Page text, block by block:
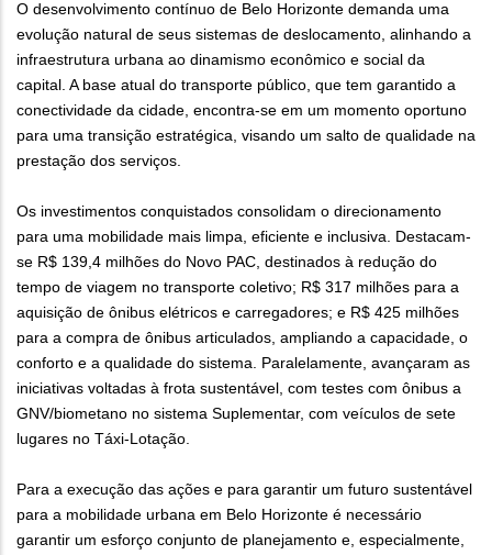
O desenvolvimento contínuo de Belo Horizonte demanda uma
evolução natural de seus sistemas de deslocamento, alinhando a
infraestrutura urbana ao dinamismo econômico e social da
capital. A base atual do transporte público, que tem garantido a
conectividade da cidade, encontra-se em um momento oportuno
para uma transição estratégica, visando um salto de qualidade na
prestação dos serviços.
Os investimentos conquistados consolidam o direcionamento
para uma mobilidade mais limpa, eficiente e inclusiva. Destacam-
se R$ 139,4 milhões do Novo PAC, destinados à redução do
tempo de viagem no transporte coletivo; R$ 317 milhões para a
aquisição de ônibus elétricos e carregadores; e R$ 425 milhões
para a compra de ônibus articulados, ampliando a capacidade, o
conforto e a qualidade do sistema. Paralelamente, avançaram as
iniciativas voltadas à frota sustentável, com testes com ônibus a
GNV/biometano no sistema Suplementar, com veículos de sete
lugares no Táxi-Lotação.
Para a execução das ações e para garantir um futuro sustentável
para a mobilidade urbana em Belo Horizonte é necessário
garantir um esforço conjunto de planejamento e, especialmente,